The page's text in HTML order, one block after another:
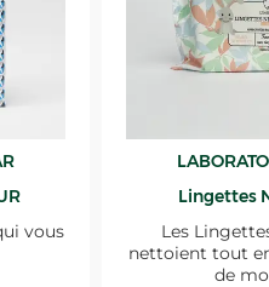
vous
Lingettes
Les
nettoient tout
de